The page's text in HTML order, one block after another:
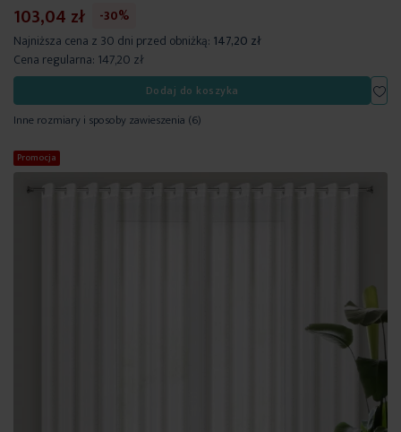
103,04 zł
-30%
Najniższa cena z 30 dni przed obniżką: 147,20 zł
Cena regularna: 147,20 zł
Dodaj do koszyka
Inne rozmiary i sposoby zawieszenia (6)
Promocja